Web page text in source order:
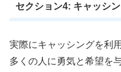
セクション4: キャッシ
実際にキャッシングを利
多くの人に勇気と希望を